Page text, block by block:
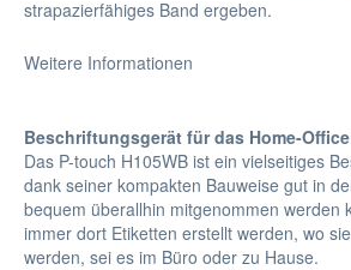
strapazierfähiges Band ergeben.
Weitere Informationen
Beschriftungsgerät für das Home-
Das P-touch H105WB ist ein vielseitiges
dank seiner kompakten Bauweise gut in
bequem überallhin mitgenommen werden
immer dort Etiketten erstellt werden, wo
werden, sei es im Büro oder zu Hause.